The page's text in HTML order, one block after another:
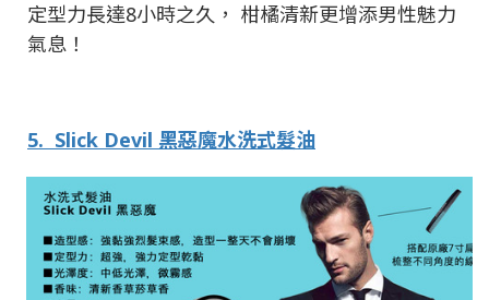
定型力長達8小時之久， 柑橘清新更增添男性魅力
氣息！
5. Slick Devil 黑惡魔水洗式髮油